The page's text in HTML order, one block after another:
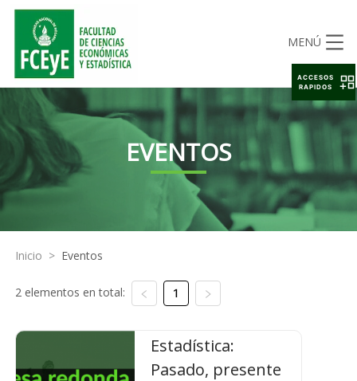
MENÚ
EVENTOS
Inicio > Eventos
2 elementos en total: 1
Estadística:
Pasado, presente
ACCESOS
RAPIDOS